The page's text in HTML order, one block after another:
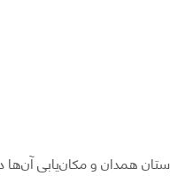
همدان و مکان‌یابی آن‌ها